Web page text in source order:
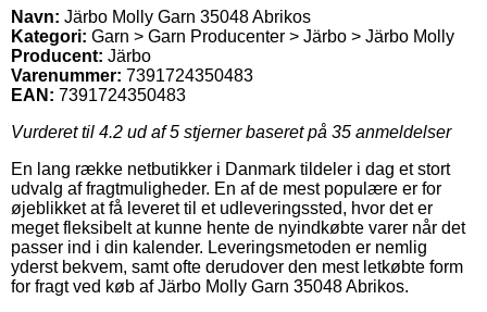
Navn: Järbo Molly Garn 35048 Abrikos
Kategori: Garn > Garn Producenter > Järbo > Järbo Molly
Producent: Järbo
Varenummer: 7391724350483
EAN: 7391724350483
Vurderet til 4.2 ud af 5 stjerner baseret på 35 anmeldelser
En lang række netbutikker i Danmark tildeler i dag et stort
udvalg af fragtmuligheder. En af de mest populære er for
øjeblikket at få leveret til et udleveringssted, hvor det er
meget fleksibelt at kunne hente de nyindkøbte varer når det
passer ind i din kalender. Leveringsmetoden er nemlig
yderst bekvem, samt ofte derudover den mest letkøbte form
for fragt ved køb af Järbo Molly Garn 35048 Abrikos.